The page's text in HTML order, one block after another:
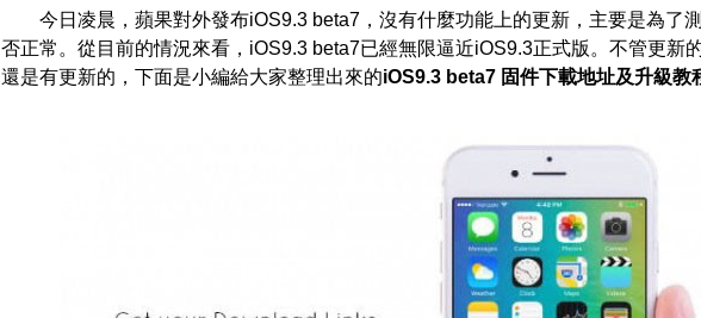
今日凌晨，蘋果對外發布iOS9.3 beta7，沒有什麼功能上的更新，主要是為了
否正常。從目前的情況來看，iOS9.3 beta7已經無限逼近iOS9.3正式版。不管更新
還是有更新的，下面是小編給大家整理出來的iOS9.3 beta7 固件下載地址及升級教